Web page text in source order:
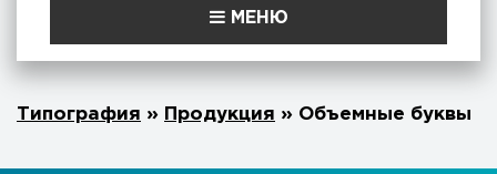
МЕНЮ
Типография » Продукция » Объемные буквы